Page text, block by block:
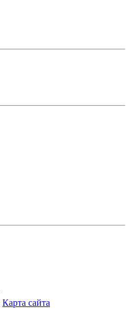
Карта сайта